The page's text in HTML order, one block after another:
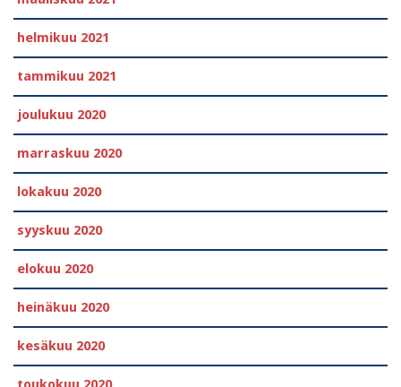
helmikuu 2021
tammikuu 2021
joulukuu 2020
marraskuu 2020
lokakuu 2020
syyskuu 2020
elokuu 2020
heinäkuu 2020
kesäkuu 2020